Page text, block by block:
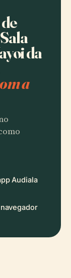
da
a
Audiala